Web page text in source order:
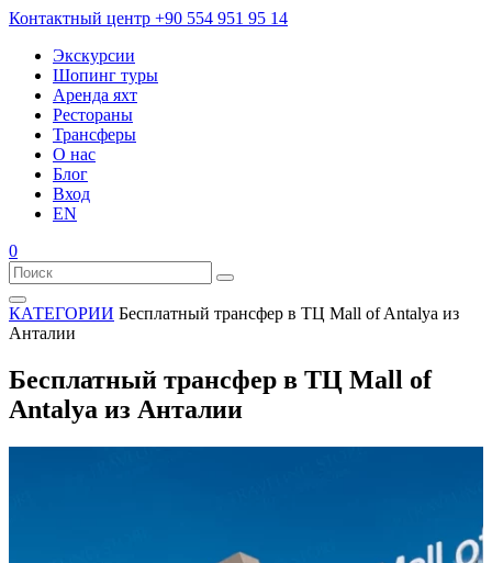
Контактный центр +90 554 951 95 14
Экскурсии
Шопинг туры
Аренда яхт
Рестораны
Трансферы
О нас
Блог
Вход
EN
0
КАТЕГОРИИ Бесплатный трансфер в ТЦ Mall of Antalya из
Анталии
Бесплатный трансфер в ТЦ Mall of
Antalya из Анталии